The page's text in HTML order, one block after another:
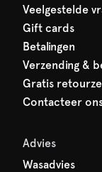
Veelgestelde
Gift cards
Betalingen
Verzending &
Gratis
Contacteer
Advies
Wasadvies